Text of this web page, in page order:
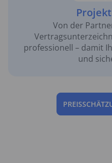
Von der
professionell – damit
und